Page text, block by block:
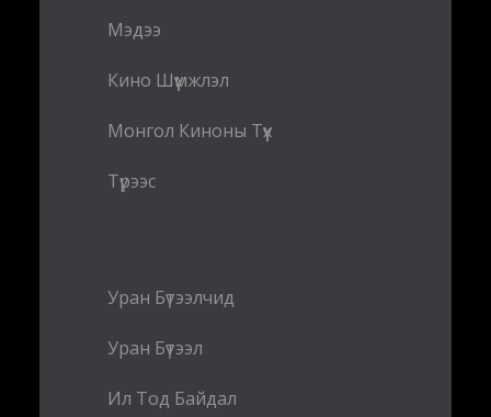
Мэдээ
Кино Шүүмжлэл
Монгол Киноны Түүх
Түрээс
Уран Бүтээлчид
Уран Бүтээл
Ил Тод Байдал